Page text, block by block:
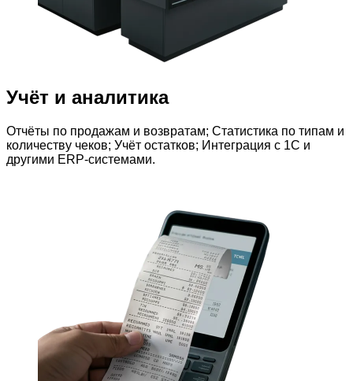
Учёт и аналитика
Отчёты по продажам и возвратам; Статистика по типам и
количеству чеков; Учёт остатков; Интеграция с 1С и
другими ERP-системами.